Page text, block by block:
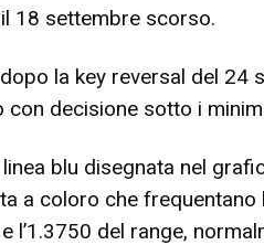
il 18 settembre scorso.
dopo la key reversal del
con decisione sotto i
blu disegnata nel
a coloro che frequentano
l’1.3750 del range,